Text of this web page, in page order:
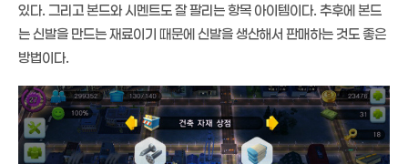
있다. 그리고 본드와 시멘트도 잘 팔리는 항목 아이템이다. 추후에 본드
는 신발을 만드는 재료이기 때문에 신발을 생산해서 판매하는 것도 좋은
방법이다.